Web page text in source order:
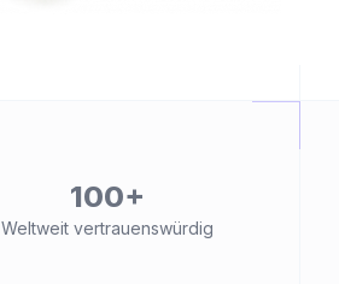
100+
Weltweit vertrauenswürdig